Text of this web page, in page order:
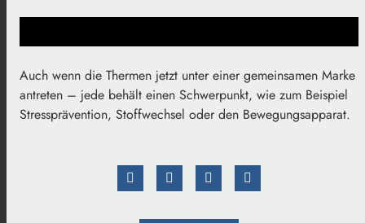
Auch wenn die Thermen jetzt unter einer gemeinsamen Marke
antreten – jede behält einen Schwerpunkt, wie zum Beispiel
Stressprävention, Stoffwechsel oder den Bewegungsapparat.